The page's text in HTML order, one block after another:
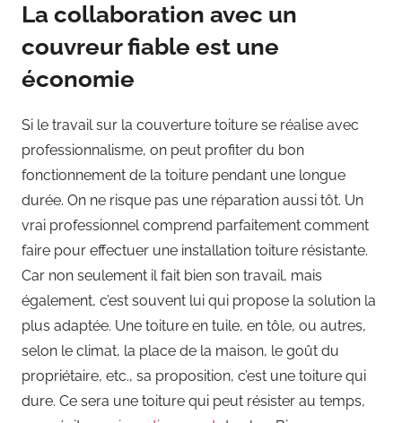
La collaboration avec un
couvreur fiable est une
économie
Si le travail sur la couverture toiture se réalise avec
professionnalisme, on peut profiter du bon
fonctionnement de la toiture pendant une longue
durée. On ne risque pas une réparation aussi tôt. Un
vrai professionnel comprend parfaitement comment
faire pour effectuer une installation toiture résistante.
Car non seulement il fait bien son travail, mais
également, c’est souvent lui qui propose la solution la
plus adaptée. Une toiture en tuile, en tôle, ou autres,
selon le climat, la place de la maison, le goût du
propriétaire, etc., sa proposition, c’est une toiture qui
dure. Ce sera une toiture qui peut résister au temps,